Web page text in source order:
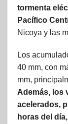
tormenta
Pacífico
Nicoya y las
Los
40 mm, con
mm,
Además, los
acelerados,
horas del día,